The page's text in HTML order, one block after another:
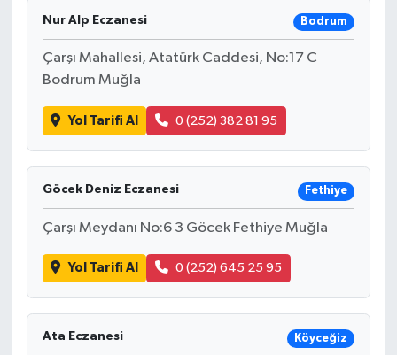
Nur Alp Eczanesi Bodrum
Çarşı Mahallesi, Atatürk Caddesi, No:17 C
Bodrum Muğla
Yol Tarifi Al 0 (252) 382 81 95
Göcek Deniz Eczanesi Fethiye
Çarşı Meydanı No:6 3 Göcek Fethiye Muğla
Yol Tarifi Al 0 (252) 645 25 95
Ata Eczanesi Köyceğiz